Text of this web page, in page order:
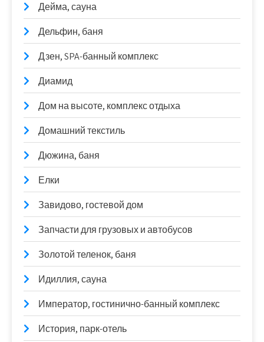
Дейма, сауна
Дельфин, баня
Дзен, SPA-банный комплекс
Диамид
Дом на высоте, комплекс отдыха
Домашний текстиль
Дюжина, баня
Елки
Завидово, гостевой дом
Запчасти для грузовых и автобусов
Золотой теленок, баня
Идиллия, сауна
Император, гостинично-банный комплекс
История, парк-отель